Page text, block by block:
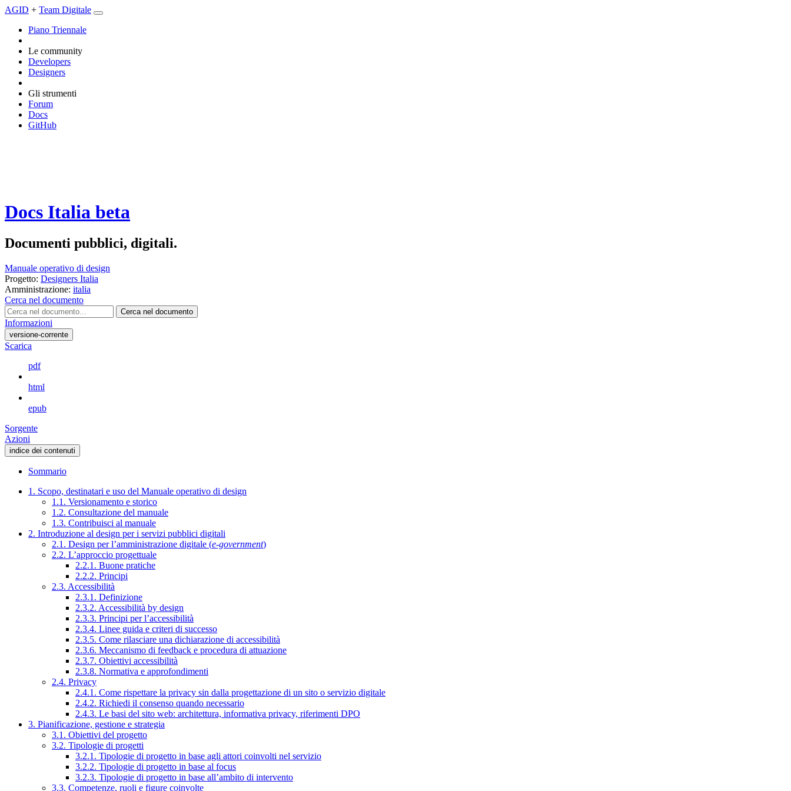
AGID + Team Digitale
Piano Triennale
Le community
Developers
Designers
Gli strumenti
Forum
Docs
GitHub
Docs Italia beta
Documenti pubblici, digitali.
Manuale operativo di design
Progetto: Designers Italia
Amministrazione: italia
Cerca nel documento
Cerca nel documento
Informazioni
versione-corrente
Scarica
pdf
html
epub
Sorgente
Azioni
indice dei contenuti
Sommario
1. Scopo, destinatari e uso del Manuale operativo di design
1.1. Versionamento e storico
1.2. Consultazione del manuale
1.3. Contribuisci al manuale
2. Introduzione al design per i servizi pubblici digitali
2.1. Design per l’amministrazione digitale (e-government)
2.2. L’approccio progettuale
2.2.1. Buone pratiche
2.2.2. Principi
2.3. Accessibilità
2.3.1. Definizione
2.3.2. Accessibilità by design
2.3.3. Principi per l’accessibilità
2.3.4. Linee guida e criteri di successo
2.3.5. Come rilasciare una dichiarazione di accessibilità
2.3.6. Meccanismo di feedback e procedura di attuazione
2.3.7. Obiettivi accessibilità
2.3.8. Normativa e approfondimenti
2.4. Privacy
2.4.1. Come rispettare la privacy sin dalla progettazione di un sito o servizio digitale
2.4.2. Richiedi il consenso quando necessario
2.4.3. Le basi del sito web: architettura, informativa privacy, riferimenti DPO
3. Pianificazione, gestione e strategia
3.1. Obiettivi del progetto
3.2. Tipologie di progetti
3.2.1. Tipologie di progetto in base agli attori coinvolti nel servizio
3.2.2. Tipologie di progetto in base al focus
3.2.3. Tipologie di progetto in base all’ambito di intervento
3.3. Competenze, ruoli e figure coinvolte